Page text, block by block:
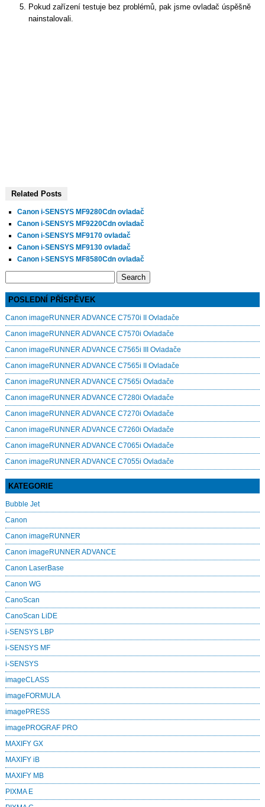
Pokud zařízení testuje bez problémů, pak jsme ovladač úspěšně
nainstalovali.
Related Posts
Canon i-SENSYS MF9280Cdn ovladač
Canon i-SENSYS MF9220Cdn ovladač
Canon i-SENSYS MF9170 ovladač
Canon i-SENSYS MF9130 ovladač
Canon i-SENSYS MF8580Cdn ovladač
POSLEDNÍ PŘÍSPĚVEK
Canon imageRUNNER ADVANCE C7570i II Ovladače
Canon imageRUNNER ADVANCE C7570i Ovladače
Canon imageRUNNER ADVANCE C7565i III Ovladače
Canon imageRUNNER ADVANCE C7565i II Ovladače
Canon imageRUNNER ADVANCE C7565i Ovladače
Canon imageRUNNER ADVANCE C7280i Ovladače
Canon imageRUNNER ADVANCE C7270i Ovladače
Canon imageRUNNER ADVANCE C7260i Ovladače
Canon imageRUNNER ADVANCE C7065i Ovladače
Canon imageRUNNER ADVANCE C7055i Ovladače
KATEGORIE
Bubble Jet
Canon
Canon imageRUNNER
Canon imageRUNNER ADVANCE
Canon LaserBase
Canon WG
CanoScan
CanoScan LiDE
i-SENSYS LBP
i-SENSYS MF
i‑SENSYS
imageCLASS
imageFORMULA
imagePRESS
imagePROGRAF PRO
MAXIFY GX
MAXIFY iB
MAXIFY MB
PIXMA E